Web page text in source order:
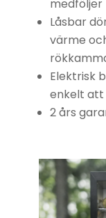
medföljer
Låsbar
värme
Elektrisk
enkelt att
2 års